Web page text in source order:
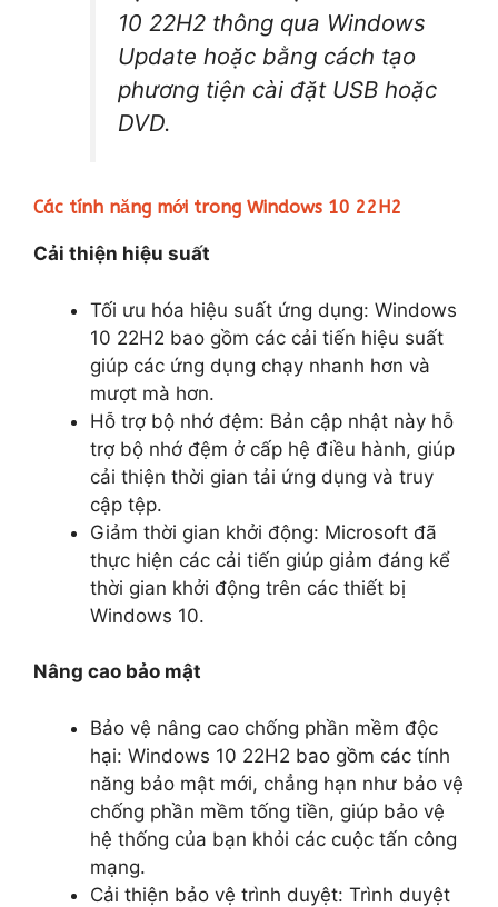
10 22H2 thông qua Windows
Update hoặc bằng cách tạo
phương tiện cài đặt USB hoặc
DVD.
Các tính năng mới trong Windows 10 22H2
Cải thiện hiệu suất
Tối ưu hóa hiệu suất ứng dụng: Windows
10 22H2 bao gồm các cải tiến hiệu suất
giúp các ứng dụng chạy nhanh hơn và
mượt mà hơn.
Hỗ trợ bộ nhớ đệm: Bản cập nhật này hỗ
trợ bộ nhớ đệm ở cấp hệ điều hành, giúp
cải thiện thời gian tải ứng dụng và truy
cập tệp.
Giảm thời gian khởi động: Microsoft đã
thực hiện các cải tiến giúp giảm đáng kể
thời gian khởi động trên các thiết bị
Windows 10.
Nâng cao bảo mật
Bảo vệ nâng cao chống phần mềm độc
hại: Windows 10 22H2 bao gồm các tính
năng bảo mật mới, chẳng hạn như bảo vệ
chống phần mềm tống tiền, giúp bảo vệ
hệ thống của bạn khỏi các cuộc tấn công
mạng.
Cải thiện bảo vệ trình duyệt: Trình duyệt